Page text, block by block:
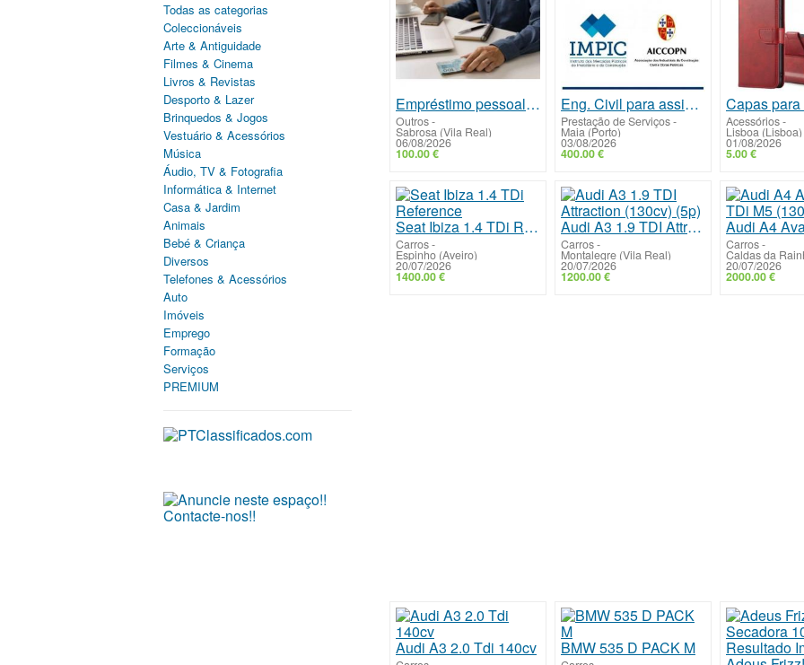
Todas as categorias
Coleccionáveis
Arte & Antiguidade
Filmes & Cinema
Livros & Revistas
Desporto & Lazer
Brinquedos & Jogos
Vestuário & Acessórios
Música
Áudio, TV & Fotografia
Informática & Internet
Casa & Jardim
Animais
Bebé & Criança
Diversos
Telefones & Acessórios
Auto
Imóveis
Emprego
Formação
Serviços
PREMIUM
Empréstimo pessoal rápido e urgente sem dificuldade
Outros-
Sabrosa (Vila Real)
06/08/2026
100.00 €
Eng. Civil para assinar ALVARÁ (IMPIC) empresa Construção Civil
Prestação de Serviços-
Maia (Porto)
03/08/2026
400.00 €
Acessórios-
Lisboa (Lisboa)
01/08/2026
5.00 €
Seat Ibiza 1.4 TDi Reference
Carros-
Espinho (Aveiro)
20/07/2026
1400.00 €
Audi A3 1.9 TDI Attraction (130cv) (5p)
Carros-
Montalegre (Vila Real)
20/07/2026
1200.00 €
Carros-
Caldas da
20/07/2026
2000.00 €
Audi A3 2.0 Tdi 140cv BMW 535 D PACK M